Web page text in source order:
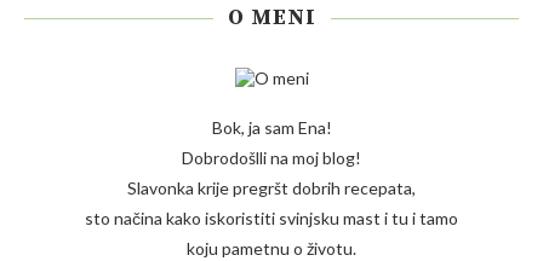
O MENI
Bok, ja sam Ena!
Dobrodošlli na moj blog!
Slavonka krije pregršt dobrih recepata,
sto načina kako iskoristiti svinjsku mast i tu i tamo
koju pametnu o životu.